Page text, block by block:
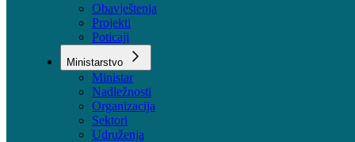
Sve vijesti
Konkursi i oglasi
Javne nabavke
Obavještenja
Projekti
Poticaji
Ministarstvo
Ministar
Nadležnosti